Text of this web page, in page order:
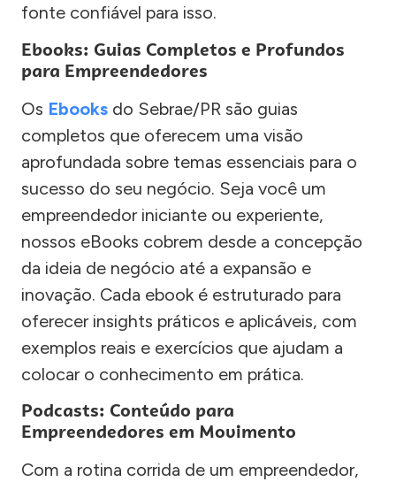
fonte confiável para isso.
Ebooks: Guias Completos e Profundos
para Empreendedores
Os Ebooks do Sebrae/PR são guias
completos que oferecem uma visão
aprofundada sobre temas essenciais para o
sucesso do seu negócio. Seja você um
empreendedor iniciante ou experiente,
nossos eBooks cobrem desde a concepção
da ideia de negócio até a expansão e
inovação. Cada ebook é estruturado para
oferecer insights práticos e aplicáveis, com
exemplos reais e exercícios que ajudam a
colocar o conhecimento em prática.
Podcasts: Conteúdo para
Empreendedores em Movimento
Com a rotina corrida de um empreendedor,